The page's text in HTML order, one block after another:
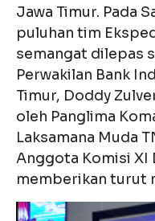
Jawa Timur. Pada
puluhan tim
semangat dilepas
Perwakilan Bank
Timur, Doddy
oleh Panglima
Laksamana Muda
Anggota Komisi XI
memberikan turut